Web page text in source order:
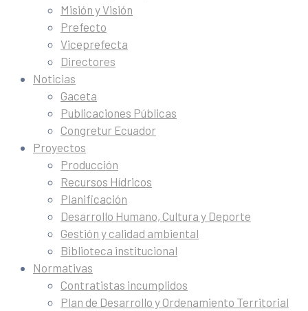
Misión y Visión
Prefecto
Viceprefecta
Directores
Noticias
Gaceta
Publicaciones Públicas
Congretur Ecuador
Proyectos
Producción
Recursos Hídricos
Planificación
Desarrollo Humano, Cultura y Deporte
Gestión y calidad ambiental
Biblioteca institucional
Normativas
Contratistas incumplidos
Plan de Desarrollo y Ordenamiento Territorial